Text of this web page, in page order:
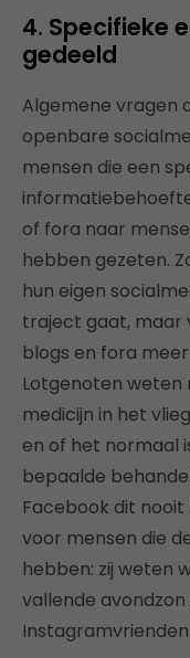
4. Specifieke
gedeeld
Algemene vragen
openbare
mensen die een
of fora naar
hebben gezeten.
hun eigen
traject gaat, maar
blogs en fora
Lotgenoten weten
medicijn in het
en of het normaal
bepaalde
Facebook dit
voor mensen die
hebben: zij weten
vallende